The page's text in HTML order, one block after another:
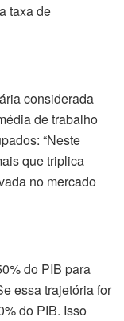
taxa de
considerada
de trabalho
“Neste
que triplica
no mercado
do PIB para
essa trajetória for
do PIB. Isso